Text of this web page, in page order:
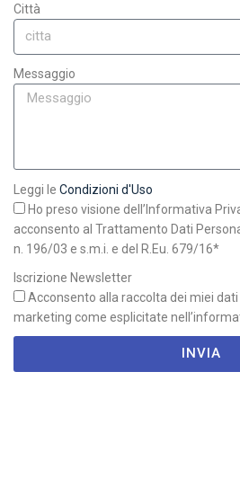
Città
Messaggio
Leggi le Condizioni d'Uso
Ho preso visione dell’Informativa
acconsento al Trattamento Dati
n. 196/03 e s.m.i. e del R.Eu. 679/16*
Iscrizione Newsletter
Acconsento alla raccolta dei miei
marketing come esplicitate
INVIA